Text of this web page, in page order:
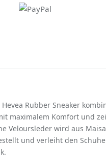
Hevea Rubber Sneaker
maximalem Komfort und
Veloursleder wird aus
und verleiht den